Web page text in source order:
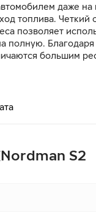
даже на
топлива. Четкий
позволяет
полную.
большим
S2